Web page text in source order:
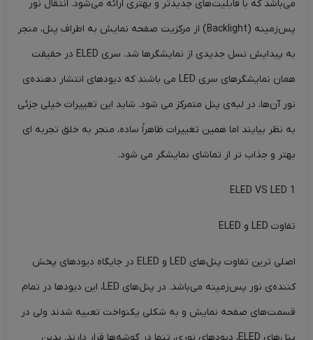
می‌باشد که با قابلیت‌ها‌ی جدیدتر و بهتری ارائه می‌شود. انتقال نور
پس‌زمینه (Backlight) از مرکزیت صفحه نمایش به اطراف پنل، منجر
به پیدایش نسل جدیدی از نمایشگرها‌ شد. سری ELED در حقیقت
همان نمایشگرهای سری LED می باشند که دیودهای انتشار دهنده‌ی
نور آن‌ها،‌ در لبه‌ی پنل متمرکز می شود. شاید این تغییرات خیلی جزئی
به نظر بیایند اما همین تغییرات ظاهراً ساده، منجر به خلق تجربه ای
بهتر و جذاب تر از تماشای نمایشگر می شود.
ELED VS LED 1
تفاوت LED و ELED
اصلی ترین تفاوت پنل‌های LED و ELED در جایگاه دیود‌ها‌ی پخش
کننده‌ی نور پس‌زمینه می‌باشد. در پنل‌ها‌ی LED، این دیودها‌ در تمام
قسمت‌ها‌ی صفحه نمایش و به شکلی یکنواخت تعبیه شدند ولی در